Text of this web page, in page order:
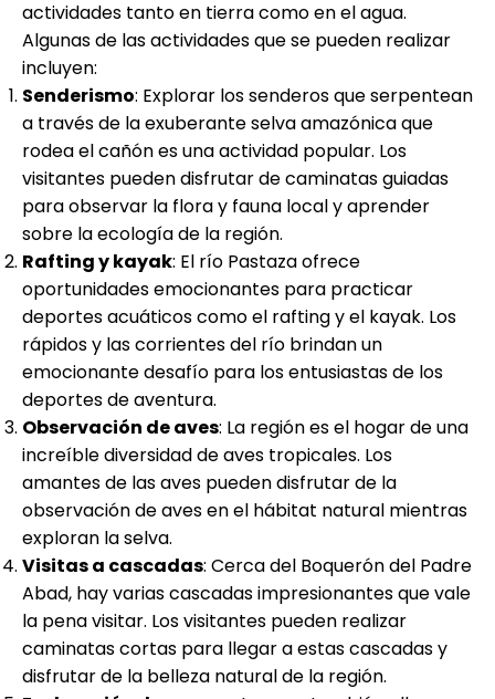
actividades tanto en tierra como en el agua.
Algunas de las actividades que se pueden realizar
incluyen:
Senderismo: Explorar los senderos que serpentean
a través de la exuberante selva amazónica que
rodea el cañón es una actividad popular. Los
visitantes pueden disfrutar de caminatas guiadas
para observar la flora y fauna local y aprender
sobre la ecología de la región.
Rafting y kayak: El río Pastaza ofrece
oportunidades emocionantes para practicar
deportes acuáticos como el rafting y el kayak. Los
rápidos y las corrientes del río brindan un
emocionante desafío para los entusiastas de los
deportes de aventura.
Observación de aves: La región es el hogar de una
increíble diversidad de aves tropicales. Los
amantes de las aves pueden disfrutar de la
observación de aves en el hábitat natural mientras
exploran la selva.
Visitas a cascadas: Cerca del Boquerón del Padre
Abad, hay varias cascadas impresionantes que vale
la pena visitar. Los visitantes pueden realizar
caminatas cortas para llegar a estas cascadas y
disfrutar de la belleza natural de la región.